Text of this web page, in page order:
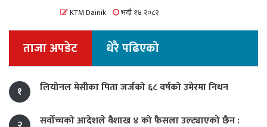
KTM Dainik भदौ १४ २०८२
ताजा अपडेट धेरै पढिएको
१ लियोनल मेसीका पिता जर्जको ६८ वर्षको उमेरमा निधन
सर्वोच्चको आदेशले वैशाख ४ को फैसला उल्ट्याएको छैन :